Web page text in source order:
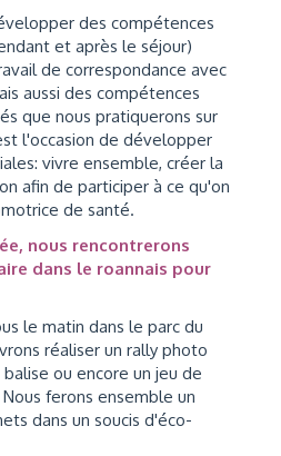
des compétences
et après le séjour)
de correspondance avec
aussi des compétences
que nous pratiquerons sur
l'occasion de développer
vivre ensemble, créer la
afin de participer à ce qu'on
de santé.
nous rencontrerons
dans le roannais pour
le matin dans le parc du
réaliser un rally photo
ou encore un jeu de
ferons ensemble un
dans un soucis d'éco-